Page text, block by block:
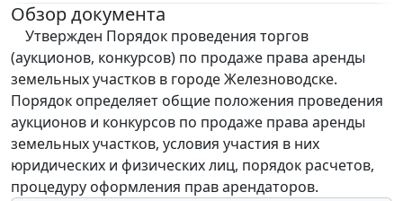
Обзор документа
Утвержден Порядок проведения торгов
(аукционов, конкурсов) по продаже права аренды
земельных участков в городе Железноводске.
Порядок определяет общие положения проведения
аукционов и конкурсов по продаже права аренды
земельных участков, условия участия в них
юридических и физических лиц, порядок расчетов,
процедуру оформления прав арендаторов.